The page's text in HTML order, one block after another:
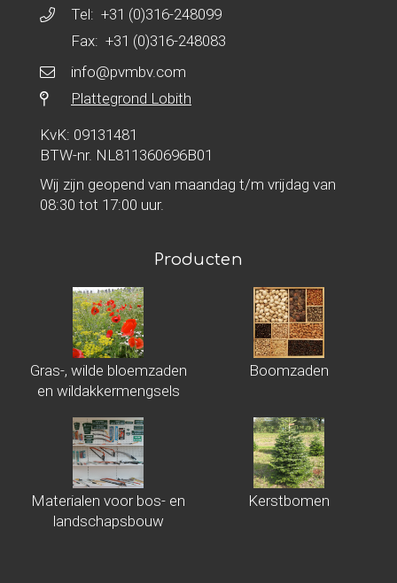
Tel: +31 (0)316-248099
Fax: +31 (0)316-248083
info@pvmbv.com
Plattegrond Lobith
KvK: 09131481
BTW-nr. NL811360696B01
Wij zijn geopend van maandag t/m vrijdag van
08:30 tot 17:00 uur.
Producten
Gras-, wilde bloemzaden
en wildakkermengsels
Boomzaden
Materialen voor bos- en
landschapsbouw
Kerstbomen